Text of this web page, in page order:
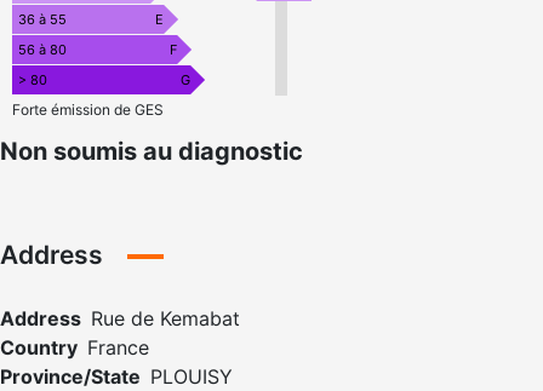
36 à 55
E
56 à 80
F
> 80
G
Forte émission de GES
Non soumis au diagnostic
Address
Address Rue de Kemabat
Country France
Province/State PLOUISY